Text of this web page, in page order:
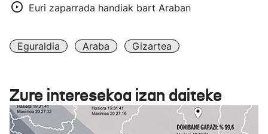
Euri zaparrada handiak bart Araban
Eguraldia Araba Gizartea
Zure interesekoa izan daiteke